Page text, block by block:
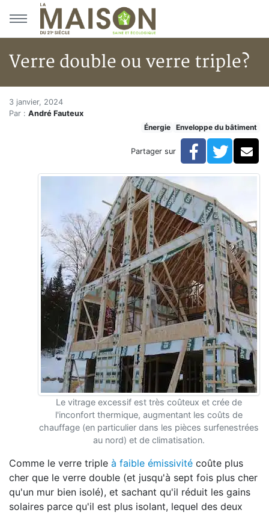
Aller au menu principal
Aller au contenu principal
Verre double ou verre triple?
Accueil
Articles
Verre double ou verre triple?
3 janvier, 2024
Par : André Fauteux
Énergie
Enveloppe du bâtiment
Partager sur Facebook
Le vitrage excessif est très coûteux et crée de
l'inconfort thermique, augmentant les coûts de
chauffage (en particulier dans les pièces surfenestrées
au nord) et de climatisation.
Comme le verre triple à faible émissivité coûte plus
cher que le verre double (et jusqu'à sept fois plus cher
qu'un mur bien isolé), et sachant qu'il réduit les gains
solaires parce qu'il est plus isolant, lequel des deux